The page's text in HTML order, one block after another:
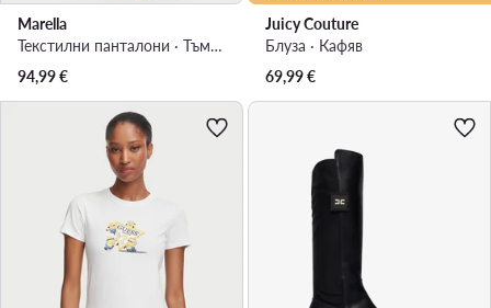
Marella
Текстилни панталони · Тъмнокафяв · Regular Fit
94,99€
Juicy Couture
Блуза · Кафяв
69,99€